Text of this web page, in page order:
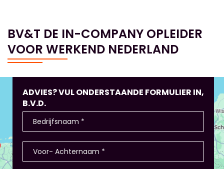
BV&T DE IN-COMPANY OPLEIDER
VOOR WERKEND NEDERLAND
ADVIES? VUL ONDERSTAANDE FORMULIER IN,
B.V.D.